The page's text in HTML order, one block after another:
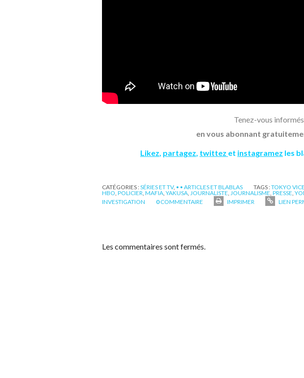
Tenez-vous
en vous abonnant
Likez, partagez, twittez et instagramez les
CATÉGORIES :SÉRIES ET TV, • • ARTICLES ET BLABLAS TAGS :TOKYO VICE
HBO, POLICIER, MAFIA, YAKUSA, JOURNALISTE, JOURNALISME, PRESSE,
INVESTIGATION
0 COMMENTAIRE IMPRIMER LIEN
Les commentaires sont fermés.